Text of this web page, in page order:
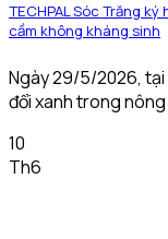
TECHPAL Sóc Trăng
cầm không kháng sinh
Ngày 29/5/2026, tại
đổi xanh trong
10
Th6